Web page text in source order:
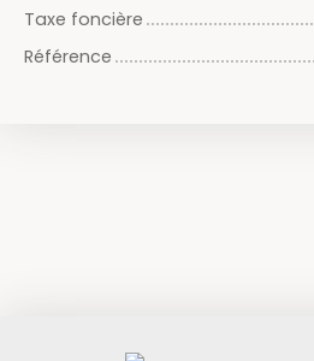
Taxe foncière
Référence